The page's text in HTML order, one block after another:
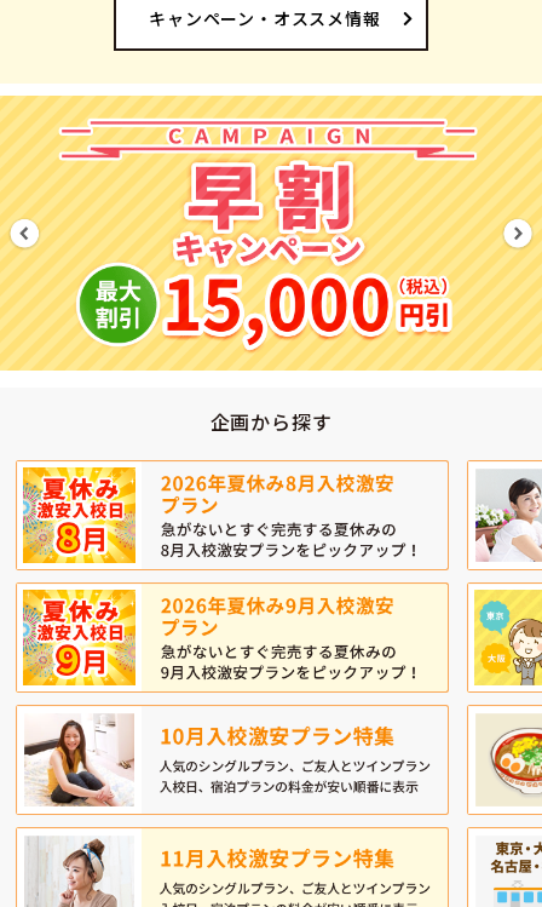
キャンペーン・オススメ情報
企画から探す